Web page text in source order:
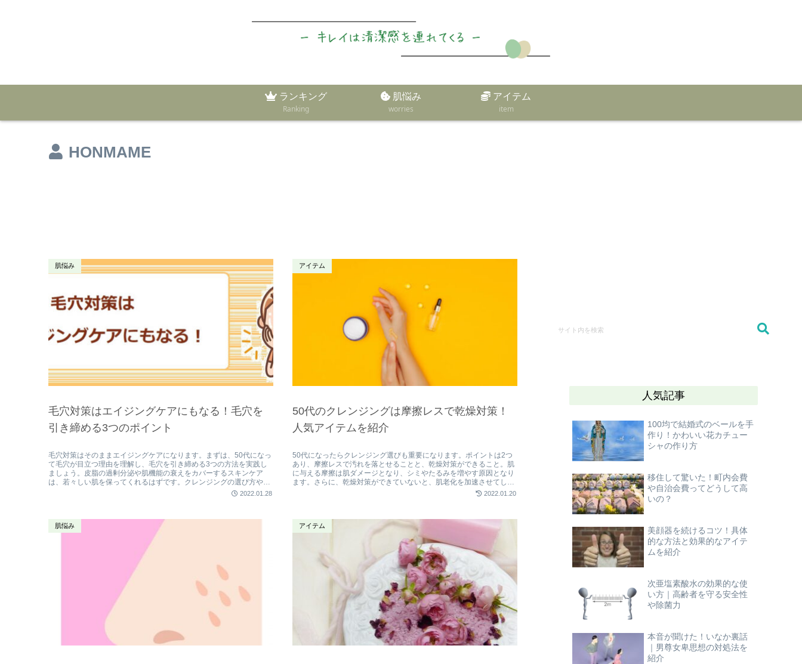
ランキング
Ranking
肌悩み
worries
アイテム
item
HONMAME
肌悩み
毛穴対策はエイジングケアにもなる！毛穴を
引き締める3つのポイント
毛穴対策はそのままエイジングケアになります。まずは、50代になっ
て毛穴が目立つ理由を理解し、毛穴を引き締める3つの方法を実践し
ましょう。皮脂の過剰分泌や肌機能の衰えをカバーするスキンケア
は、若々しい肌を保ってくれるはずです。クレンジングの選び方や皮
2022.01.28
アイテム
50代のクレンジングは摩擦レスで乾燥対策！
人気アイテムを紹介
50代になったらクレンジング選びも重要になります。ポイントは2つ
あり、摩擦レスで汚れを落とせることと、乾燥対策ができること。肌
に与える摩擦は肌ダメージとなり、シミやたるみを増やす原因となり
ます。さらに、乾燥対策ができていないと、肌老化を加速させてしま
2022.01.20
肌悩み アイテム
人気記事
100均で結婚式のベールを手
作り！かわいい花カチュー
シャの作り方
移住して驚いた！町内会費
や自治会費ってどうして高
いの？
美顔器を続けるコツ！具体
的な方法と効果的なアイテ
ムを紹介
次亜塩素酸水の効果的な使
い方｜高齢者を守る安全性
や除菌力
本音が聞けた！いなか裏話
｜男尊女卑思想の対処法を
紹介